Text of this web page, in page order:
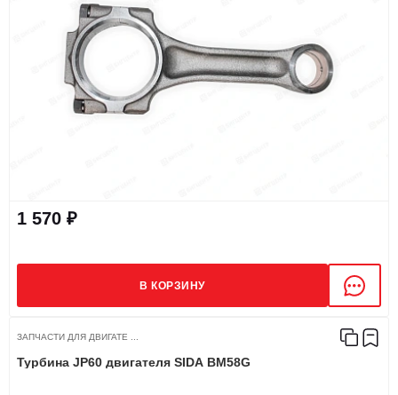
1 570 ₽
В КОРЗИНУ
ЗАПЧАСТИ ДЛЯ ДВИГАТЕ ...
Турбина JP60 двигателя SIDA BM58G